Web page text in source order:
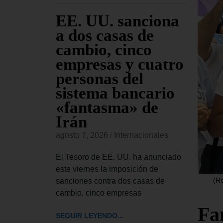
EE. UU. sanciona
a dos casas de
cambio, cinco
empresas y cuatro
personas del
sistema bancario
«fantasma» de
Irán
agosto 7, 2026 Internacionales
El Tesoro de EE. UU. ha anunciado
este viernes la imposición de
sanciones contra dos casas de
cambio, cinco empresas
SEGUIR LEYENDO...
El
El
UU.
el